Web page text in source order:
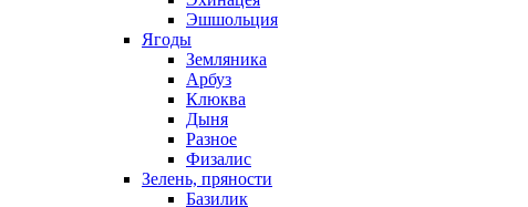
Эшшольция
Ягоды
Земляника
Арбуз
Клюква
Дыня
Разное
Физалис
Зелень, пряности
Базилик